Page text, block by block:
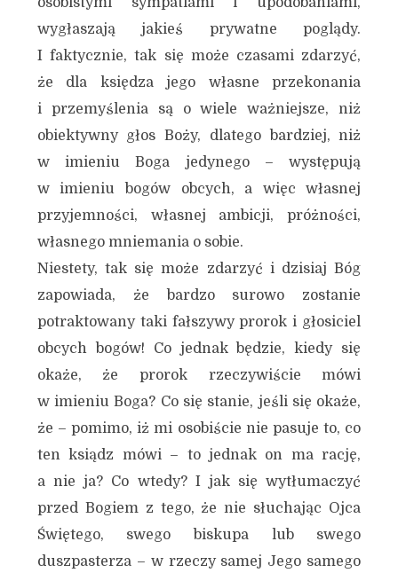
wygłaszają jakieś prywatne poglądy.
I faktycznie, tak się może czasami zdarzyć,
że dla księdza jego własne przekonania
i przemyślenia są o wiele ważniejsze, niż
obiektywny głos Boży, dlatego bardziej, niż
w imieniu Boga jedynego – występują
w imieniu bogów obcych, a więc własnej
przyjemności, własnej ambicji, próżności,
własnego mniemania o sobie.
Niestety, tak się może zdarzyć i dzisiaj Bóg
zapowiada, że bardzo surowo zostanie
potraktowany taki fałszywy prorok i głosiciel
obcych bogów! Co jednak będzie, kiedy się
okaże, że prorok rzeczywiście mówi
w imieniu Boga? Co się stanie, jeśli się okaże,
że – pomimo, iż mi osobiście nie pasuje to, co
ten ksiądz mówi – to jednak on ma rację,
a nie ja? Co wtedy? I jak się wytłumaczyć
przed Bogiem z tego, że nie słuchając Ojca
Świętego, swego biskupa lub swego
duszpasterza – w rzeczy samej Jego samego